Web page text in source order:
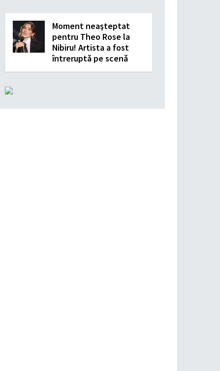
Moment neașteptat
pentru Theo Rose la
Nibiru! Artista a fost
întreruptă pe scenă